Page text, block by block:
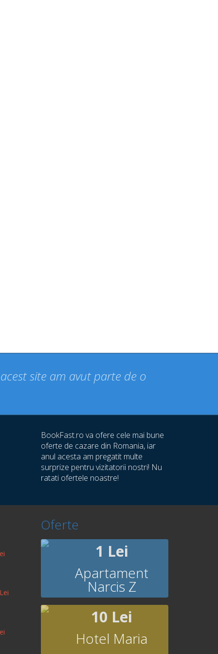
site am avut parte de o
BookFast.ro va ofere cele mai bune
oferte de cazare din Romania, iar
anul acesta am pregatit multe
surprize pentru vizitatorii nostri! Nu
ratati ofertele noastre!
Oferte
1 Lei
Apartament
Narcis Z
10 Lei
Hotel Maria